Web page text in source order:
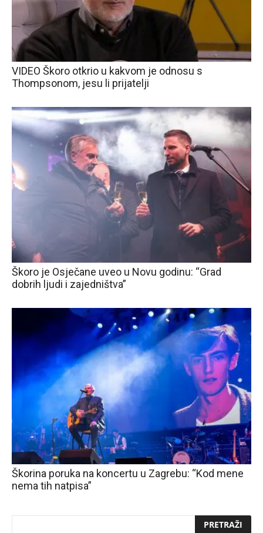
VIDEO Škoro otkrio u kakvom je odnosu s
Thompsonom, jesu li prijatelji
Škoro je Osječane uveo u Novu godinu: “Grad
dobrih ljudi i zajedništva”
Škorina poruka na koncertu u Zagrebu: “Kod mene
nema tih natpisa”